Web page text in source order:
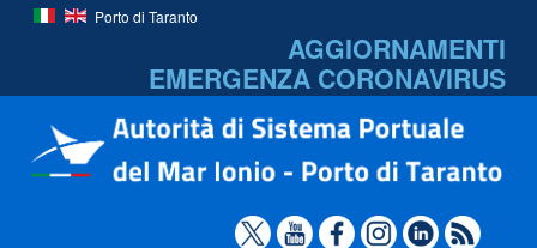
Porto di Taranto
AGGIORNAMENTI
EMERGENZA CORONAVIRUS